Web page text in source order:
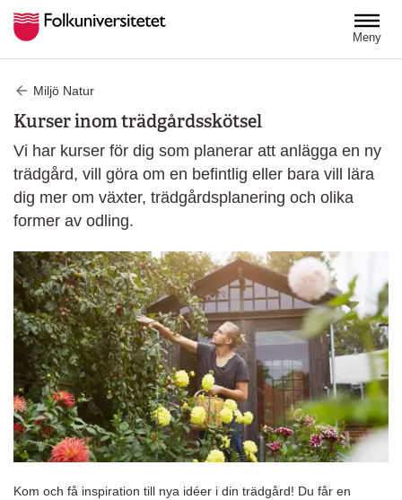
Meny
Miljö Natur
Kurser inom trädgårdsskötsel
Vi har kurser för dig som planerar att anlägga en ny
trädgård, vill göra om en befintlig eller bara vill lära
dig mer om växter, trädgårdsplanering och olika
former av odling.
Kom och få inspiration till nya idéer i din trädgård! Du får en